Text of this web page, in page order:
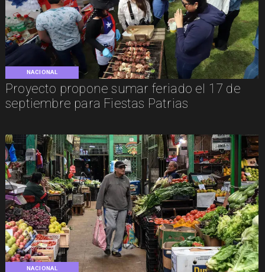
NACIONAL
Proyecto propone sumar feriado el 17 de
septiembre para Fiestas Patrias
NACIONAL